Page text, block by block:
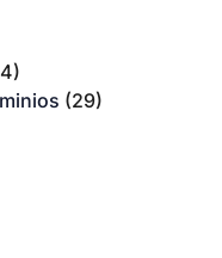
(29)